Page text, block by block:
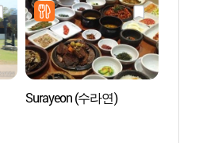
Surayeon (수라연)